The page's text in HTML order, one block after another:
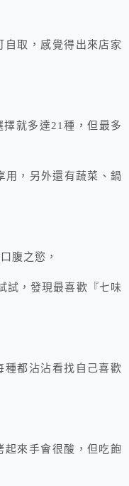
自取，感覺得出來店家
就多達21種，但最多
用，另外還有蔬菜、鍋
腹之慾，
試，發現最喜歡『七味
種都沾沾看找自己喜歡
起來手會很酸，但吃飽